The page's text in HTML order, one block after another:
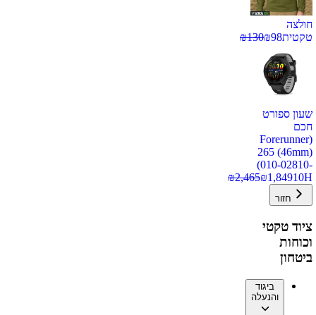
חולצה
טקטית
₪98
₪130
שעון ספורט
חכם
(Forerunner
265 (46mm)
(010-02810-
10H
₪1,849
₪2,465
חזור
ציוד טקטי
וכוחות
ביטחון
ביגוד
והנעלה